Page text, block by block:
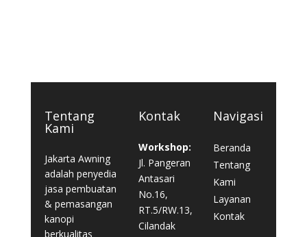
Tentang
Kami
Jakarta Awning
adalah penyedia
jasa pembuatan
& pemasangan
kanopi
berkualitas
Kontak
Workshop:
Jl. Pangeran
Antasari
No.16,
RT.5/RW.13,
Cilandak
Navigasi
Beranda
Tentang
Kami
Layanan
Kontak